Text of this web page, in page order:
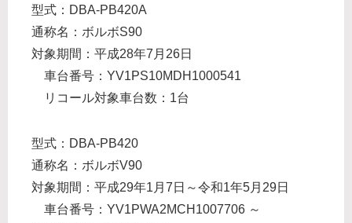
型式：DBA-PB420A
通称名：ボルボS90
対象期間：平成28年7月26日
車台番号：YV1PS10MDH1000541
リコール対象車台数：1台
型式：DBA-PB420
通称名：ボルボV90
対象期間：平成29年1月7日～令和1年5月29日
車台番号：YV1PWA2MCH1007706 ～